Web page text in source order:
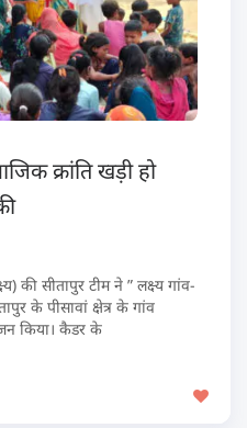
क्रांति खड़ी हो
की सीतापुर टीम ने ” लक्ष्य गांव-
के पीसावां क्षेत्र के गांव
किया। कैडर के